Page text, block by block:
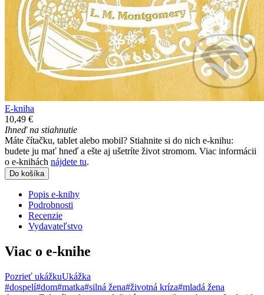
E-kniha
10,49 €
Ihneď na stiahnutie
Máte čítačku, tablet alebo mobil? Stiahnite si do nich e-knihu:
budete ju mať hneď a ešte aj ušetríte život stromom. Viac informácii
o e-knihách nájdete tu.
Do košíka
Popis e-knihy
Podrobnosti
Recenzie
Vydavateľstvo
Viac o e-knihe
Pozrieť ukážkuUkážka
#dospelí#dom#matka#silná žena#životná kríza#mladá žena